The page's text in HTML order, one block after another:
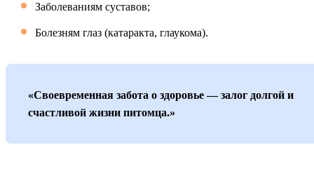
Заболеваниям суставов;
Болезням глаз (катаракта, глаукома).
«Своевременная забота о здоровье — залог долгой и
счастливой жизни питомца.»